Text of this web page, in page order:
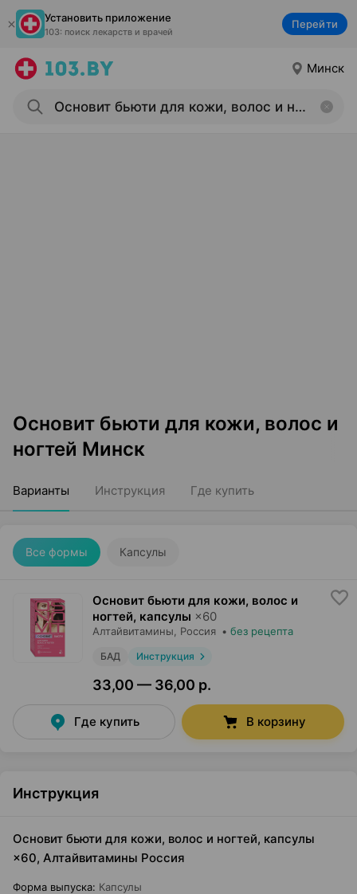
Установить приложение
103: поиск лекарств и врачей
Перейти
Минск
Основит бьюти для кожи, волос и
ногтей Минск
Варианты Инструкция Где купить
Все формы Капсулы
Основит бьюти для кожи, волос и
ногтей, капсулы ×60
Алтайвитамины , Россия • без рецепта
БАД Инструкция
33,00 — 36,00 р.
Где купить В корзину
Инструкция
Основит бьюти для кожи, волос и ногтей, капсулы
×60, Алтайвитамины Россия
Форма выпуска: Капсулы